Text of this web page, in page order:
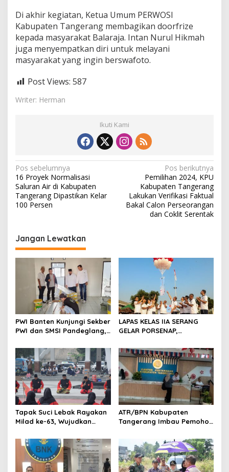
Di akhir kegiatan, Ketua Umum PERWOSI
Kabupaten Tangerang membagikan doorfrize
kepada masyarakat Balaraja. Intan Nurul Hikmah
juga menyempatkan diri untuk melayani
masyarakat yang ingin berswafoto.
Post Views: 587
Writer: Herman
Ikuti Kami
N
a
v
i
a
s
s
Pos sebelumnya
16 Proyek Normalisasi
Saluran Air di Kabupaten
Tangerang Dipastikan Kelar
100 Persen
Pos berikutnya
Pemilihan 2024, KPU
Kabupaten Tangerang
Lakukan Verifikasi Faktual
Bakal Calon Perseorangan
dan Coklit Serentak
Jangan Lewatkan
PWI Banten Kunjungi Sekber
PWI dan SMSI Pandeglang,
Konferensi Organisasi
LAPAS KELAS IIA SERANG
GELAR PORSENAP,
DAN KEBERSAMAAN
Tapak Suci Lebak Rayakan
Milad ke-63, Wujudkan
Menuju Kancah Dunia
ATR/BPN Kabupaten
Tangerang Imbau Pemohon
Berkas Mandek